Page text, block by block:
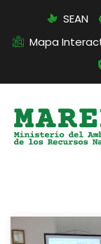
SEAN
Mapa